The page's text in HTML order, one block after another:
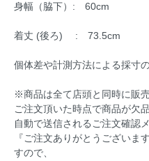
身幅（脇下）: 60cm
着丈 (後ろ) : 73.5cm
個体差や計測方法による採寸
※商品は全て店頭と同時に販
ご注文頂いた時点で商品が欠
自動で送信されるご注文確認
『ご注文ありがとうございま
すので、